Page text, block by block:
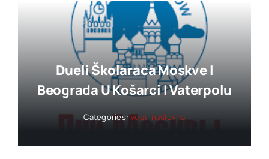
Dueli Školaraca Moskve I
Beograda U Košarci I Vaterpolu
Categories:Vesti naslovna